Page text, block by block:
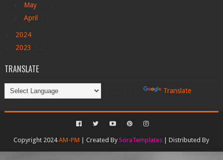
May
April
2024
2023
TRANSLATE
Translate
Copyright 2024AM-PM | Created BySoraTemplates | Distributed By